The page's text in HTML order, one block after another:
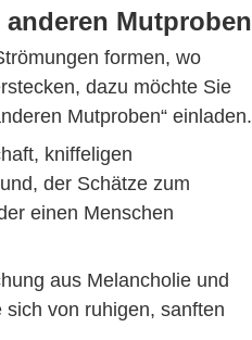
Mutproben
formen, wo
dazu möchte Sie
Mutproben“ einladen.
kniffeligen
der Schätze zum
einen Menschen
aus Melancholie und
von ruhigen, sanften